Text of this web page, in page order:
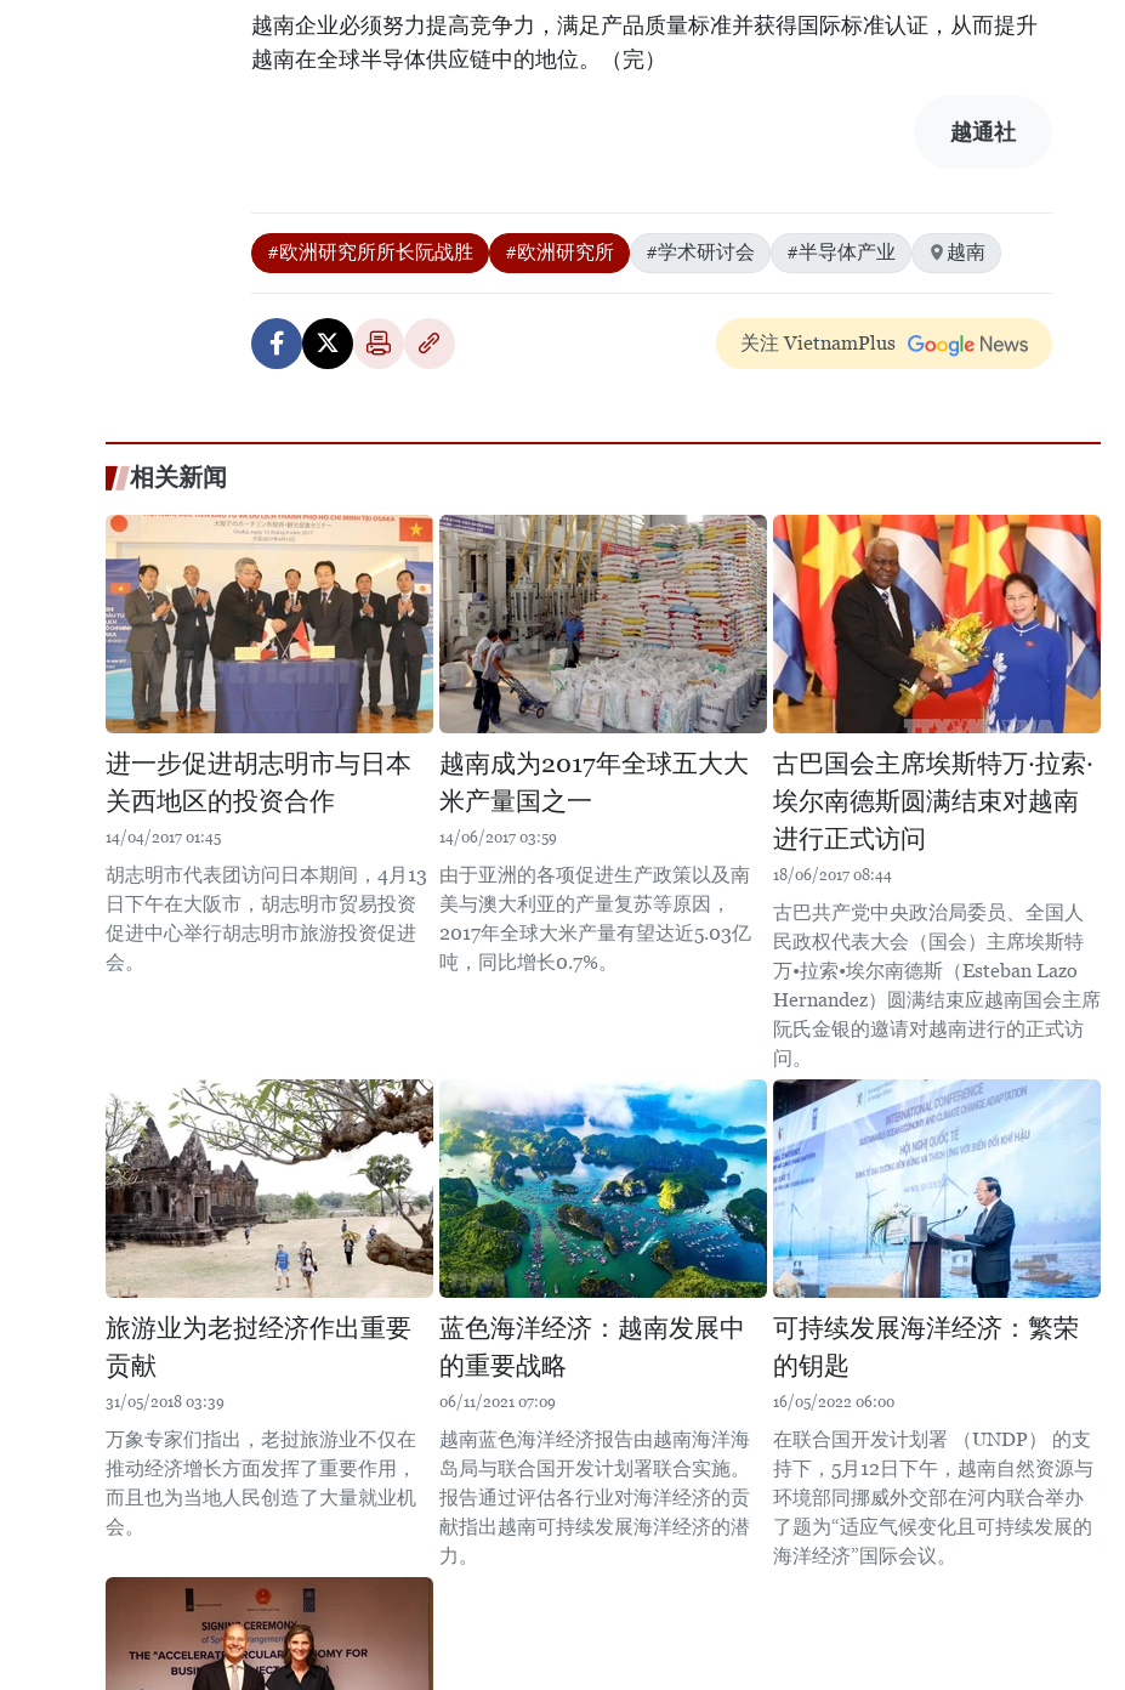
越南企业必须努力提高竞争力，满足产品质量标准并获得国际标准认证，从而提升
越南在全球半导体供应链中的地位。（完）
越通社
#欧洲研究所所长阮战胜 #欧洲研究所 #学术研讨会 #半导体产业 越南
关注 VietnamPlus
相关新闻
进一步促进胡志明市与日本
关西地区的投资合作
14/04/2017 01:45
胡志明市代表团访问日本期间，4月13
日下午在大阪市，胡志明市贸易投资
促进中心举行胡志明市旅游投资促进
会。
越南成为2017年全球五大大
米产量国之一
14/06/2017 03:59
由于亚洲的各项促进生产政策以及南
美与澳大利亚的产量复苏等原因，
2017年全球大米产量有望达近5.03亿
吨，同比增长0.7%。
古巴国会主席埃斯特万·拉索·
埃尔南德斯圆满结束对越南
进行正式访问
18/06/2017 08:44
古巴共产党中央政治局委员、全国人
民政权代表大会（国会）主席埃斯特
万•拉索•埃尔南德斯（Esteban Lazo
Hernandez）圆满结束应越南国会主席
阮氏金银的邀请对越南进行的正式访
问。
旅游业为老挝经济作出重要
贡献
31/05/2018 03:39
万象专家们指出，老挝旅游业不仅在
推动经济增长方面发挥了重要作用，
而且也为当地人民创造了大量就业机
会。
蓝色海洋经济：越南发展中
的重要战略
06/11/2021 07:09
越南蓝色海洋经济报告由越南海洋海
岛局与联合国开发计划署联合实施。
报告通过评估各行业对海洋经济的贡
献指出越南可持续发展海洋经济的潜
力。
可持续发展海洋经济：繁荣
的钥匙
16/05/2022 06:00
在联合国开发计划署 （UNDP） 的支
持下，5月12日下午，越南自然资源与
环境部同挪威外交部在河内联合举办
了题为“适应气候变化且可持续发展的
海洋经济”国际会议。